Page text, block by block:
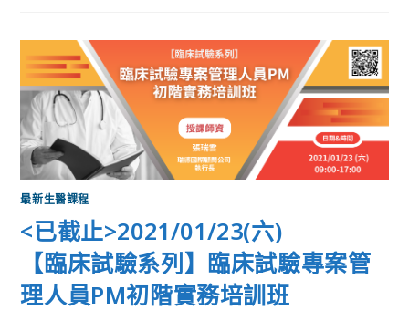
最新生醫課程
<已截止>2021/01/23(六)
【臨床試驗系列】臨床試驗專案管
理人員PM初階實務培訓班